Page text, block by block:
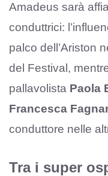
Amadeus sarà
conduttrici:
palco dell’Ariston
del Festival,
pallavolista Paola
Francesca
conduttore nelle
Tra i super